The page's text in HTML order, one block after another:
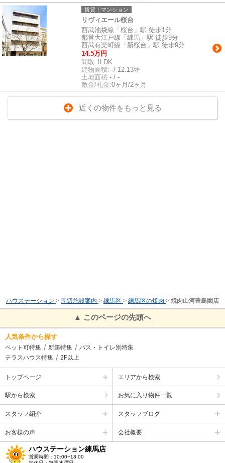
賃貸｜マンション
リヴィエール桜台
西武池袋線「桜台」駅 徒歩1分
都営大江戸線「練馬」駅 徒歩9分
西武有楽町線「新桜台」駅 徒歩9分
14.5万円
間取:1LDK
建物面積:- / 12.13坪
土地面積:- / -
敷金/礼金:0ヶ月/2ヶ月
近くの物件をもっと見る
ハウステーション > 周辺施設案内 > 練馬区 > 練馬区の焼肉 > 焼肉山河豊島園店
▲ このページの先頭へ
人気条件から探す
ペット可特集 新築特集
バス・トイレ別特集
テラスハウス特集
2F以上
トップページ エリアから検索
駅から検索 お気に入り物件一覧
スタッフ紹介 スタッフブログ
お客様の声 会社概要
ハウステーション練馬店
営業時間：10:00~18:00